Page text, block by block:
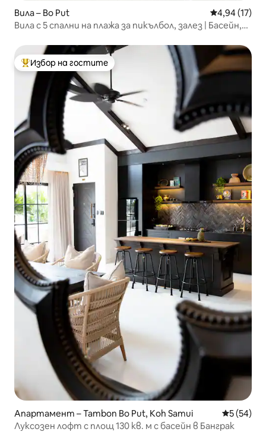
Вила – Bo Put Средна
4,94 (17)
Вила с 5 спални на плажа за пикълбол, залез | Басейн,
Най-популярен избор на гостите
Избор на гостите
Апартамент – Tambon Bo Put, Koh Samui Средна
5 (54)
Луксозен лофт с площ 130 кв. м с басейн в Банграк